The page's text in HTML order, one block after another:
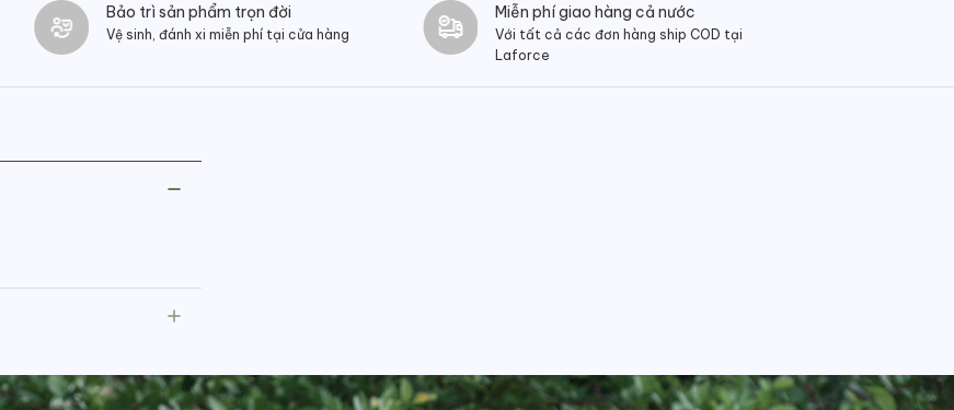
Bảo trì sản phẩm trọn đời
Vệ sinh, đánh xi miễn phí tại cửa hàng
Miễn phí giao hàng cả nước
Với tất cả các đơn hàng ship COD tại
Laforce